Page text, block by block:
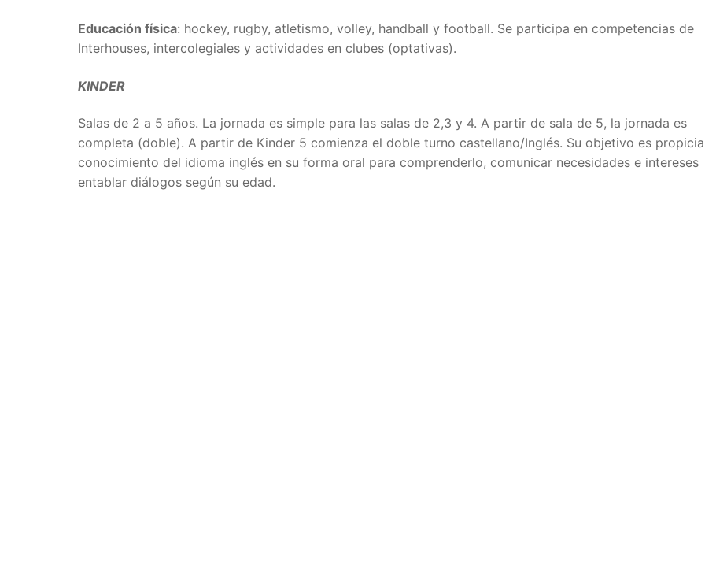
Educación física: hockey, rugby, atletismo, volley, handball y football. Se participa en competencias de
Interhouses, intercolegiales y actividades en clubes (optativas).
KINDER
Salas de 2 a 5 años. La jornada es simple para las salas de 2,3 y 4. A partir de sala de 5, la jornada es
completa (doble). A partir de Kinder 5 comienza el doble turno castellano/Inglés. Su objetivo es
conocimiento del idioma inglés en su forma oral para comprenderlo, comunicar necesidades e intereses
entablar diálogos según su edad.